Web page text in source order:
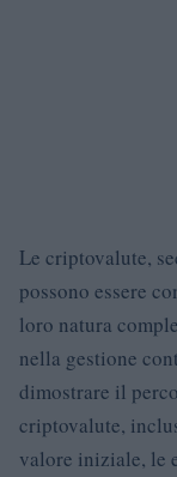
Le criptovalute,
possono essere
loro natura
nella gestione
dimostrare il
criptovalute,
valore iniziale, le